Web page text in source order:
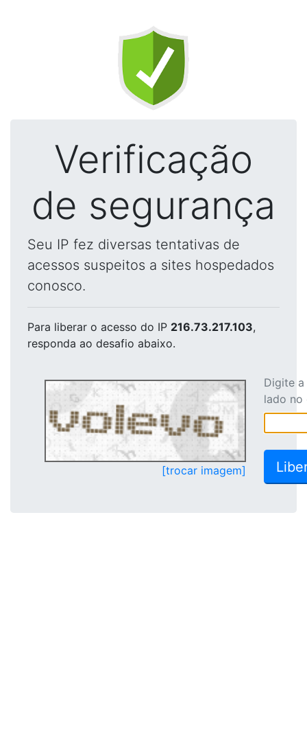
Verificação
de segurança
Seu IP fez diversas tentativas de
acessos suspeitos a sites hospedados
conosco.
Para liberar o acesso do IP 216.73.217.103,
responda ao desafio abaixo.
[trocar imagem]
Digite
lado no